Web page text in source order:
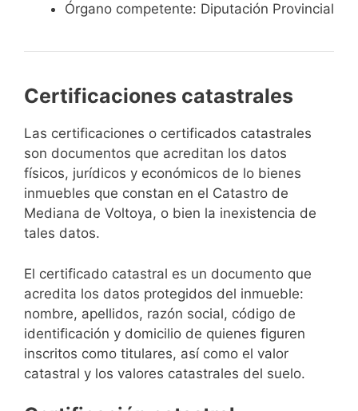
Órgano competente: Diputación Provincial
Certificaciones catastrales
Las certificaciones o certificados catastrales
son documentos que acreditan los datos
físicos, jurídicos y económicos de lo bienes
inmuebles que constan en el Catastro de
Mediana de Voltoya, o bien la inexistencia de
tales datos.
El certificado catastral es un documento que
acredita los datos protegidos del inmueble:
nombre, apellidos, razón social, código de
identificación y domicilio de quienes figuren
inscritos como titulares, así como el valor
catastral y los valores catastrales del suelo.